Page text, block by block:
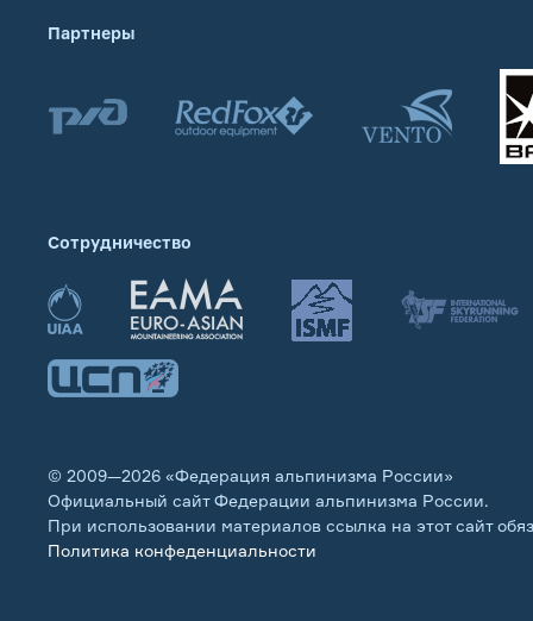
Партнеры
Сотрудничество
© 2009—2026 «Федерация альпинизма России»
Официальный сайт Федерации альпинизма России.
При использовании материалов ссылка на этот сайт
Политика конфеденциальности